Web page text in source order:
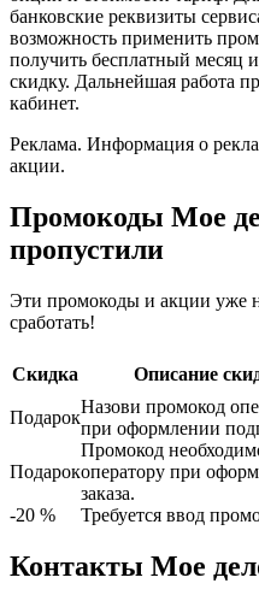
банковские реквизиты
возможность применить
получить бесплатный месяц
скидку. Дальнейшая работа
кабинет.
Реклама. Информация о
акции.
Промокоды Мое
пропустили
Эти промокоды и акции уже
сработать!
Скидка Описание
Подарок
Назови промокод
при оформлении
Подарок
Промокод
оператору при
заказа.
-20 % Требуется ввод
Контакты Мое